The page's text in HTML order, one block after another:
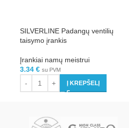
SILVERLINE Padangų ventilių
taisymo įrankis
Įrankiai namų meistrui
3.34 € su PVM
Į KREPŠELĮ